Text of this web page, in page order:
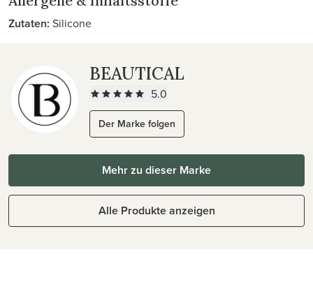
Zutaten: Silicone
BEAUTICAL
5.0
Der Marke folgen
Mehr zu dieser Marke
Alle Produkte anzeigen